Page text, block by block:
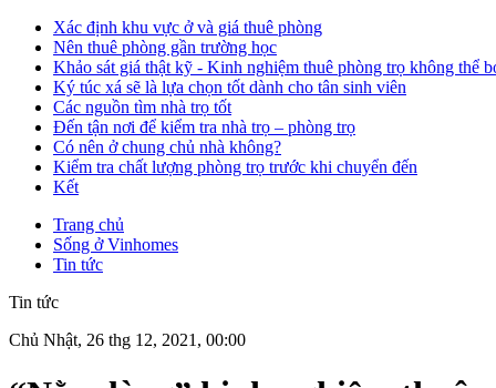
Xác định khu vực ở và giá thuê phòng
Nên thuê phòng gần trường học
Khảo sát giá thật kỹ - Kinh nghiệm thuê phòng trọ không thể
Ký túc xá sẽ là lựa chọn tốt dành cho tân sinh viên
Các nguồn tìm nhà trọ tốt
Đến tận nơi để kiểm tra nhà trọ – phòng trọ
Có nên ở chung chủ nhà không?
Kiểm tra chất lượng phòng trọ trước khi chuyển đến
Kết
Trang chủ
Sống ở Vinhomes
Tin tức
Tin tức
Chủ Nhật, 26 thg 12, 2021, 00:00